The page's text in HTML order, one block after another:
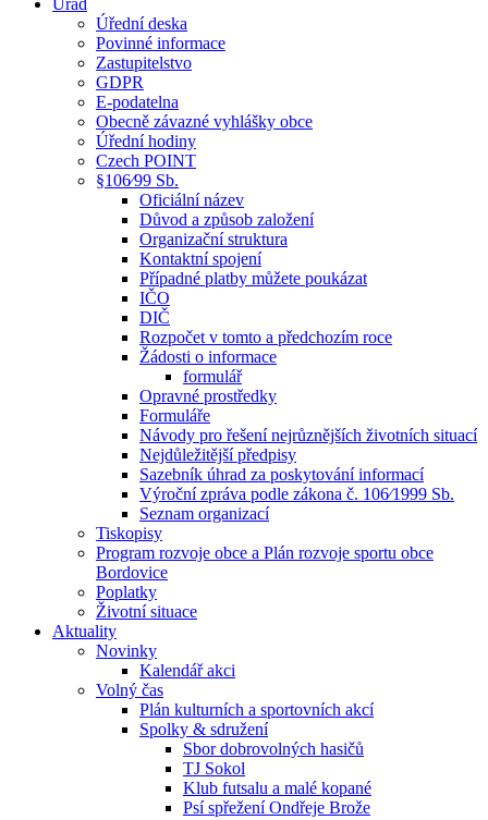
Úřad
Úřední deska
Povinné informace
Zastupitelstvo
GDPR
E-podatelna
Obecně závazné vyhlášky obce
Úřední hodiny
Czech POINT
§106⁄99 Sb.
Oficiální název
Důvod a způsob založení
Organizační struktura
Kontaktní spojení
Případné platby můžete poukázat
IČO
DIČ
Rozpočet v tomto a předchozím roce
Žádosti o informace
formulář
Opravné prostředky
Formuláře
Návody pro řešení nejrůznějších životních situací
Nejdůležitější předpisy
Sazebník úhrad za poskytování informací
Výroční zpráva podle zákona č. 106⁄1999 Sb.
Seznam organizací
Tiskopisy
Program rozvoje obce a Plán rozvoje sportu obce
Bordovice
Poplatky
Životní situace
Aktuality
Novinky
Kalendář akci
Volný čas
Plán kulturních a sportovních akcí
Spolky & sdružení
Sbor dobrovolných hasičů
TJ Sokol
Klub futsalu a malé kopané
Psí spřežení Ondřeje Brože